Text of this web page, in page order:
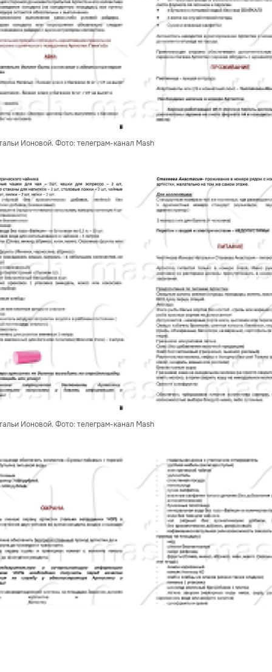
Ионовой. Фото: телеграм-канал Mash
Ионовой. Фото: телеграм-канал Mash